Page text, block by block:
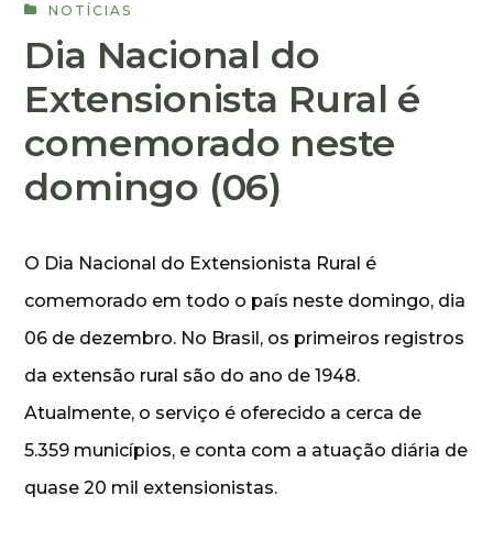
NOTÍCIAS
Dia Nacional do
Extensionista Rural é
comemorado neste
domingo (06)
O Dia Nacional do Extensionista Rural é
comemorado em todo o país neste domingo, dia
06 de dezembro. No Brasil, os primeiros registros
da extensão rural são do ano de 1948.
Atualmente, o serviço é oferecido a cerca de
5.359 municípios, e conta com a atuação diária de
quase 20 mil extensionistas.